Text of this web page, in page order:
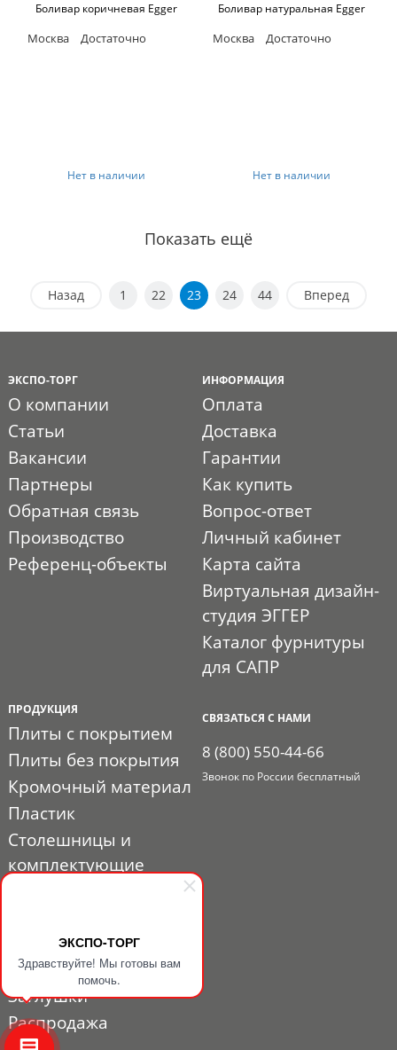
ЭКСПО-ТОРГ
Здравствуйте! Мы готовы вам
помочь.
Боливар коричневая Egger
Москва Достаточно
Нет в наличии
Боливар натуральная Egger
Москва Достаточно
Нет в наличии
Показать ещё
Назад 1 22 23 24 44 Вперед
ЭКСПО-ТОРГ
О компании
Статьи
Вакансии
Партнеры
Обратная связь
Производство
Референц-объекты
ИНФОРМАЦИЯ
Оплата
Доставка
Гарантии
Как купить
Вопрос-ответ
Личный кабинет
Карта сайта
Виртуальная дизайн-
студия ЭГГЕР
Каталог фурнитуры
для САПР
ПРОДУКЦИЯ
Плиты с покрытием
Плиты без покрытия
Кромочный материал
Пластик
Столешницы и
комплектующие
Расходные материалы
Выставочный профиль
и фурнитура
Заглушки
Распродажа
СВЯЗАТЬСЯ С НАМИ
8 (800) 550-44-66
Звонок по России бесплатный